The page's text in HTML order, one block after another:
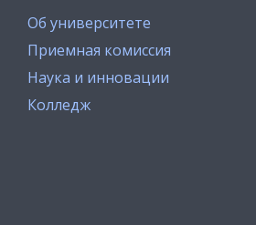
Об университете
Приемная комиссия
Наука и инновации
Колледж